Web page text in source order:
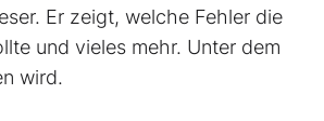
Er zeigt, welche Fehler die
und vieles mehr. Unter dem
wird.